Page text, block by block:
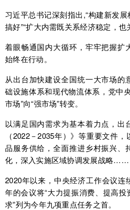
习近平总书记深刻指出,“构建新发
搞好”“扩大内需既关系经济稳定，也
着眼畅通国内大循环，牢牢把握扩
始终在行动。
从出台加快建设全国统一大市场的
础设施体系和现代物流体系，党中
市场”向“强市场”转变。
以满足国内需求为基本着力点，出
（2022－2035年）》等重要文件
品服务供给，全面推进乡村振兴、
化，深入实施区域协调发展战略……
2020年以来，中央经济工作会议
年的会议将“大力提振消费、提高
求”列为今年九项重点任务之首。